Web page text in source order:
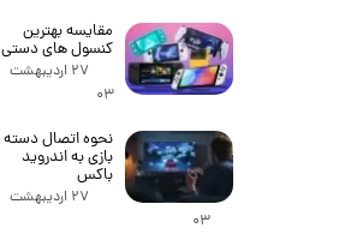
مقایسه بهترین
کنسول های دستی
۲۷ اردیبهشت
۰۳
نحوه اتصال دسته
بازی به اندروید
باکس
۲۷ اردیبهشت
۰۳